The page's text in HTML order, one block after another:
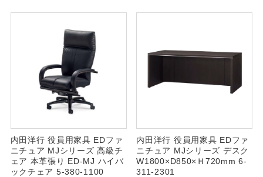
内田洋行 役員用家具 EDファ
ニチュア MJシリーズ 高級チ
ェア 本革張り ED-MJ ハイバ
ックチェア 5-380-1100
内田洋行 役員用家具 EDファ
ニチュア MJシリーズ デスク
W1800×D850×Ｈ720mm 6-
311-2301